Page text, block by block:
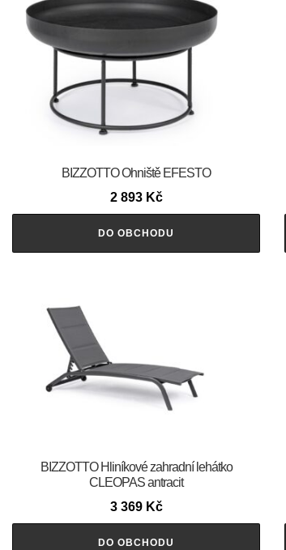
BIZZOTTO Ohniště EFESTO
2 893 Kč
DO OBCHODU
BIZZOTTO Hliníkové zahradní lehátko
CLEOPAS antracit
3 369 Kč
DO OBCHODU